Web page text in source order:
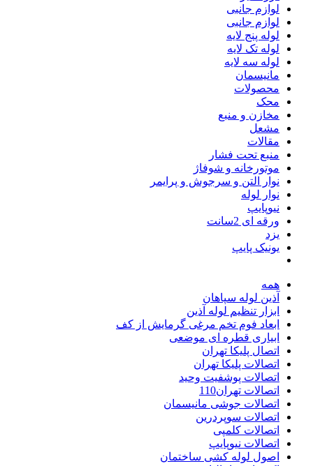
لوازم جانبی
لوازم جانبی
لوله پنج لایه
لوله تک لایه
لوله سه لایه
مانیسمان
محصولات
محک
مخازن و منبع
مشعل
مقالات
منبع تحت فشار
موتورخانه و شوفاژ
نوار التن و سرجوش و پرایمر
نوار لوله
نیوپایپ
ورقه ای 2سانت
یزد
یونیک پایپ
همه
آذین لوله سپاهان
ابزار تنظیم لوله آذین
ابعاد فوم تخم مرغی گرمایش از کف
ابیاری قطره ای موضعی
اتصال پلیکا تهران
اتصالات پلیکا تهران
اتصالات پوشفیت وحید
اتصالات تهران110
اتصالات جوشی مانیسمان
اتصالات سوپردرین
اتصالات کلمپی
اتصالات نیوپایپ
اصول لوله کشی ساختمان